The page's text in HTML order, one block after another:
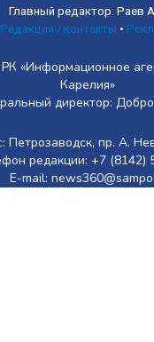
Главный редактор: Раев
Редакция / контакты •
«Информационное
Карелия»
директор:
Петрозаводск, пр. А.
редакции: +7 (8142)
E-mail: